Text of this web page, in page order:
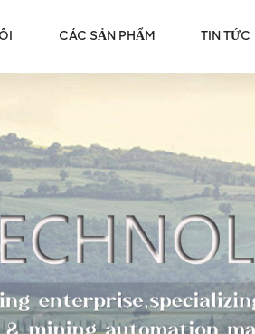
CÁC SẢN PHẨM TIN TỨC